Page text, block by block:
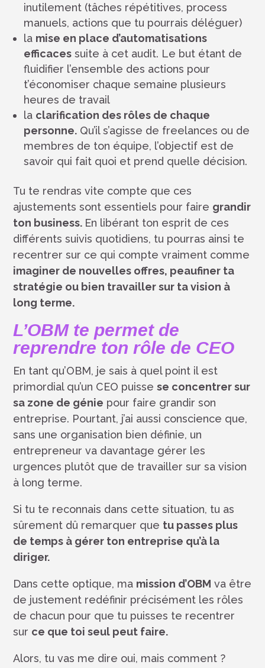
inutilement (tâches répétitives, process
manuels, actions que tu pourrais déléguer)
la mise en place d’automatisations
efficaces suite à cet audit. Le but étant de
fluidifier l’ensemble des actions pour
t’économiser chaque semaine plusieurs
heures de travail
la clarification des rôles de chaque
personne. Qu’il s’agisse de freelances ou de
membres de ton équipe, l’objectif est de
savoir qui fait quoi et prend quelle décision.
Tu te rendras vite compte que ces
ajustements sont essentiels pour faire grandir
ton business. En libérant ton esprit de ces
différents suivis quotidiens, tu pourras ainsi te
recentrer sur ce qui compte vraiment comme
imaginer de nouvelles offres, peaufiner ta
stratégie ou bien travailler sur ta vision à
long terme.
L’OBM te permet de
reprendre ton rôle de CEO
En tant qu’OBM, je sais à quel point il est
primordial qu’un CEO puissese concentrer sur
sa zone de génie pour faire grandir son
entreprise. Pourtant, j’ai aussi conscience que,
sans une organisation bien définie, un
entrepreneur va davantage gérer les
urgences plutôt que de travailler sur sa vision
à long terme.
Si tu te reconnais dans cette situation, tu as
sûrement dû remarquer que tu passes plus
de temps à gérer ton entreprise qu’à la
diriger.
Dans cette optique, ma mission d’OBM va être
de justement redéfinir précisément les rôles
de chacun pour que tu puisses te recentrer
sur ce que toi seul peut faire.
Alors, tu vas me dire oui, mais comment ?